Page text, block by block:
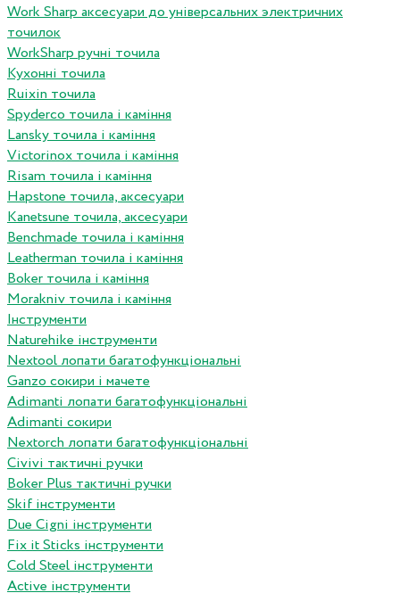
Work Sharp аксесуари до унiверсальних электричних
точилок
WorkSharp ручні точила
Кухонні точила
Ruixin точила
Spyderco точила і каміння
Lansky точила і каміння
Victorinox точила і каміння
Risam точила і каміння
Hapstone точила, аксесуари
Kanetsune точила, аксесуари
Benchmade точила і каміння
Leatherman точила і каміння
Boker точила і каміння
Morakniv точила і каміння
Інструменти
Naturehike інструменти
Nextool лопати багатофункціональні
Ganzo сокири і мачете
Adimanti лопати багатофункціональні
Adimanti сокири
Nextorch лопати багатофункціональні
Сivivi тактичні ручки
Boker Plus тактичні ручки
Skif інструменти
Due Cigni інструменти
Fix it Sticks інструменти
Сold Steel інструменти
Active інструменти